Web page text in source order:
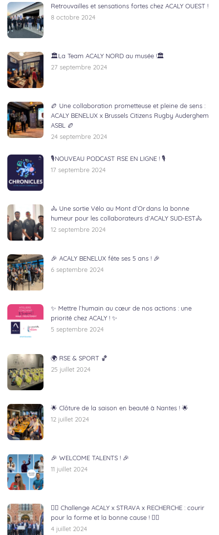
Retrouvailles et sensations fortes chez ACALY OUEST !
8 octobre 2024
🏛️La Team ACALY NORD au musée !🏛️
27 septembre 2024
🏉 Une collaboration prometteuse et pleine de sens :
ACALY BENELUX x Brussels Citizens Rugby Auderghem
ASBL 🏉
24 septembre 2024
🎙NOUVEAU PODCAST RSE EN LIGNE ! 🎙
17 septembre 2024
🚴 Une sortie Vélo au Mont d’Or dans la bonne
humeur pour les collaborateurs d’ACALY SUD-EST🚴
12 septembre 2024
🎉 ACALY BENELUX fête ses 5 ans ! 🎉
6 septembre 2024
✨ Mettre l’humain au cœur de nos actions : une
priorité chez ACALY ! ✨
5 septembre 2024
🌍 RSE & SPORT 🏀
25 juillet 2024
🌟 Clôture de la saison en beauté à Nantes ! 🌟
12 juillet 2024
🎉 WELCOME TALENTS ! 🎉
11 juillet 2024
🏃‍♂️ Challenge ACALY x STRAVA x RECHERCHE : courir
pour la forme et la bonne cause ! 🏃‍♀️
4 juillet 2024